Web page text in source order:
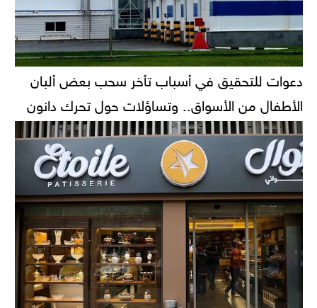
دعوات للتحقيق في أسباب تأخر سحب بعض ألبان
الأطفال من الأسواق.. وتساؤلات حول تحرك دانون